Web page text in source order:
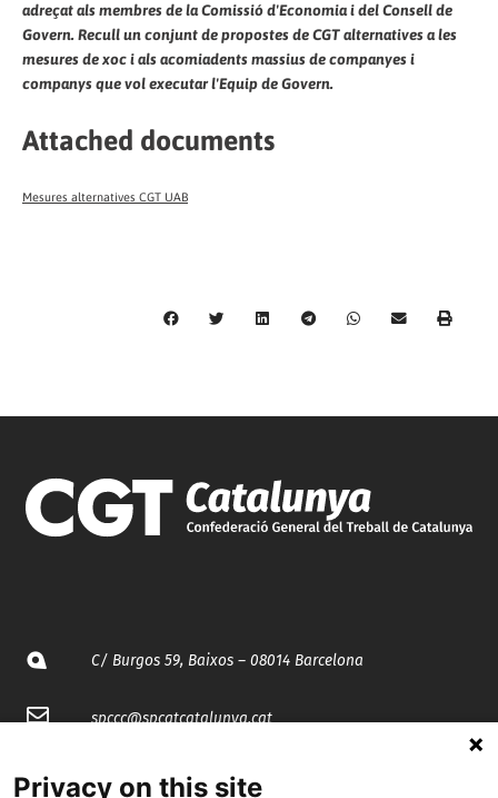
adreçat als membres de la Comissió d'Economia i del Consell de
Govern. Recull un conjunt de propostes de CGT alternatives a les
mesures de xoc i als acomiadents massius de companyes i
companys que vol executar l'Equip de Govern.
Attached documents
Mesures alternatives CGT UAB
C/ Burgos 59, Baixos – 08014 Barcelona
spccc@spcgtcatalunya.cat
Privacy on this site